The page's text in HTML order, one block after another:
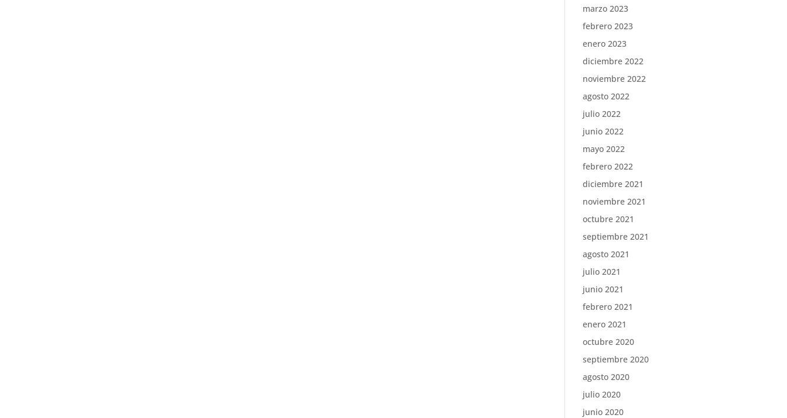
marzo 2023
febrero 2023
enero 2023
diciembre 2022
noviembre 2022
agosto 2022
julio 2022
junio 2022
mayo 2022
febrero 2022
diciembre 2021
noviembre 2021
octubre 2021
septiembre 2021
agosto 2021
julio 2021
junio 2021
febrero 2021
enero 2021
octubre 2020
septiembre 2020
agosto 2020
julio 2020
junio 2020